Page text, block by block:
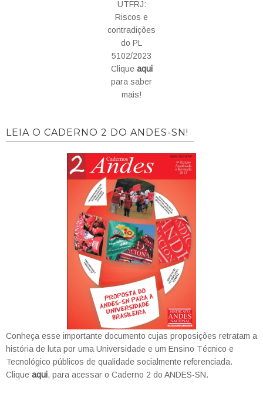
UTFRJ:
Riscos e
contradições
do PL
5102/2023
Clique aqui
para saber
mais!
LEIA O CADERNO 2 DO ANDES-SN!
Conheça esse importante documento cujas proposições retratam a
história de luta por uma Universidade e um Ensino Técnico e
Tecnológico públicos de qualidade socialmente referenciada.
Clique aqui, para acessar o Caderno 2 do ANDES-SN.